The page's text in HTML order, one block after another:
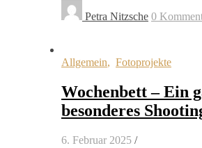
Petra Nitzsche 0
Allgemein, Fotoprojekte
Wochenbett – Ein
besonderes
6. Februar 2025 /